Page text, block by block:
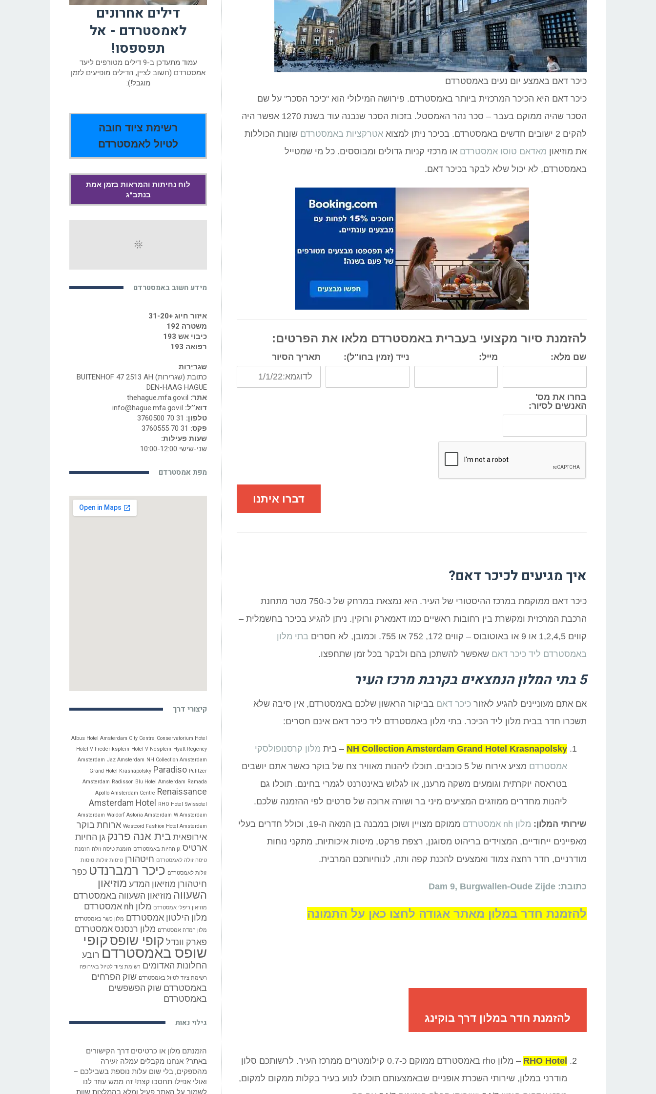
כיכר דאם באמצע יום נעים באמסטרדם
כיכר דאם היא הכיכר המרכזית ביותר באמסטרדם. פירושה המילולי הוא "כיכר הסכר" על שם
הסכר שהיה ממוקם בעבר – סכר נהר האמסטל. בזכות הסכר שנבנה עוד בשנת 1270 אפשר היה
להקים 2 ישובים חדשים באמסטרדם. בכיכר ניתן למצוא
אטרקציות באמסטרדם שונות הכוללות
את מוזיאון מאדאם טוסו אמסטרדם או מרכזי קניות גדולים ומבוססים. כל מי שמטייל
באמסטרדם, לא יכול שלא לבקר בכיכר דאם.
להזמנת סיור מקצועי בעברית באמסטרדם מלאו את הפרטים:
שם מלא: מייל: נייד (זמין בחו"ל): תאריך הסיור
בחרו את מס'
האנשים לסיור:
דברו איתנו
איך מגיעים לכיכר דאם?
כיכר דאם ממוקמת במרכז ההיסטורי של העיר. היא נמצאת במרחק של כ-750 מטר מתחנת
הרכבת המרכזית ומקשרת בין רחובות ראשיים כמו דאמארק ורוקין. ניתן להגיע בכיכר בחשמלית –
קווים 1,2,4,5 או 9 או באוטובוס – קווים 172, 752 או 755. וכמובן, לא חסרים
בתי מלון
באמסטרדם ליד כיכר דאם שאפשר להשתכן בהם ולבקר בכל זמן שתחפצו.
5 בתי המלון הנמצאים בקרבת מרכז העיר
אם אתם מעוניינים להגיע לאזור כיכר דאם בביקור הראשון שלכם באמסטרדם, אין סיבה שלא
תשכרו חדר בבית מלון ליד הכיכר. בתי מלון באמסטרדם ליד כיכר דאם אינם חסרים:
NH Collection Amsterdam Grand Hotel Krasnapolsky – בית מלון קרסנופולסקי
אמסטרדם
מציע אירוח של 5 כוכבים. תוכלו ליהנות מאוויר צח של בוקר כאשר אתם יושבים
בטראסה יוקרתית וגומעים משקה מרענן, או לגלוש באינטרנט לגמרי בחינם. תוכלו גם
ליהנות מחדרים ממוזגים המציעים מיני בר ושורה ארוכה של סרטים לפי ההזמנה שלכם.
שירותי המלון: מלון nh אמסטרדם מ
מוקם מצויין ושוכן במבנה בן המאה ה-19, וכולל חדרים בעלי
מאפיינים ייחודיים, המצוידים בריהוט מסוגנן, רצפת פרקט, מיטות איכותיות, מתקני נוחות
מודרניים, חדר רחצה צמוד ואמצעים להכנת קפה ותה, לנוחיותכם המרבית.
כתובת: Dam 9, Burgwallen-Oude Zijde
להזמנת חדר במלון מאתר אגודה לחצו כאן על התמונה
להזמנת חדר במלון דרך בוקינג
RHO Hotel
– מלון rho באמסטרדם
ממוקם כ-0.7 קילומטרים ממרכז העיר. לרשותכם סלון
מודרני במלון, שירותי השכרת אופניים שבאמצעותם תוכלו לנוע בעיר בקלות ממקום למקום,
דילים אחרונים
לאמסטרדם - אל
תפספסו!
עמוד מתעדכן ב-9 דילים מטורפים ליעד
אמסטרדם (חשוב לציין, הדילים מופיעים לזמן
מוגבל!):
רשימת ציוד חובה
לטיול לאמסטרדם
לוח נחיתות והמראות בזמן אמת
בנתב"ג
מידע חשוב באמסטרדם
איזור חיוג +31-20
משטרה 192
כיבוי אש 193
רפואה 193
שגרירות
כתובת (שגרירות) BUITENHOF 47 2513 AH
DEN-HAAG HAGUE
אתר:
דוא’’ל:
טלפון:
פקס:
שעות פעילות:
שני-שישי 10:00-12:00
מפת אמסטרדם
קיצורי דרך
Albus Hotel Amsterdam City Centre Conservatorium Hotel
Hotel V Frederiksplein Hotel V Nesplein Hyatt Regency
Amsterdam Jaz Amsterdam NH Collection Amsterdam
Grand Hotel Krasnapolsky Paradiso Pulitzer
Amsterdam Radisson Blu Hotel Amsterdam Ramada
Apollo Amsterdam Centre Renaissance
Amsterdam Hotel
RHO Hotel Swissotel
Amsterdam Waldorf Astoria Amsterdam W Amsterdam
Westcord Fashion Hotel Amsterdam ארוחת בוקר
אירופאית בית אנה פרנק גן החיות
ארטיס גן החיות באמסטרדם הזמנת טיסה זולה הזמנת
טיסה זולה לאמסטרדם חיטהורן טיסות זולות טיסות
זולות לאמסטרדם כיכר רמברנדט כפר
חיטהורן מוזיאון המדע מוזיאון
השעווה מוזיאון השעווה באמסטרדם
מוזיאון ריפלי אמסטרדם מלון nh אמסטרדם
מלון הילטון אמסטרדם מלון כשר באמסטרדם
מלון רמדה אמסטרדם מלון רנסנס אמסטרדם
פארק וונדל קופי שופסקופי
שופס באמסטרדם רובע
החלונות האדומים רשימת ציוד לטיול באירופה
רשימת ציוד לטיול באמסטרדם שוק הפרחים
באמסטרדם שוק הפשפשים
באמסטרדם
גילוי נאות
הזמנתם מלון או כרטיסים דרך הקישורים
באתר? אנחנו מקבלים עמלה זעירה
מהספקים, בלי שום עלות נוספת בשבילכם –
ואולי אפילו תחסכו קצת! זה ממש עוזר לנו
לשמור על האתר פעיל ומלא בהמלצות שוות.